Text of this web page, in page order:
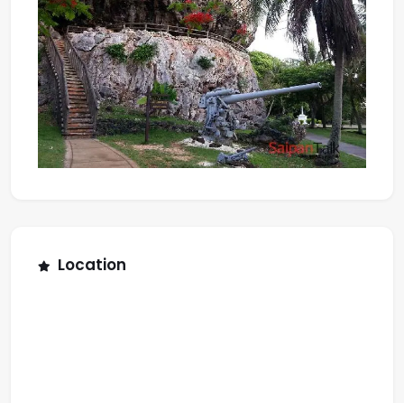
Location